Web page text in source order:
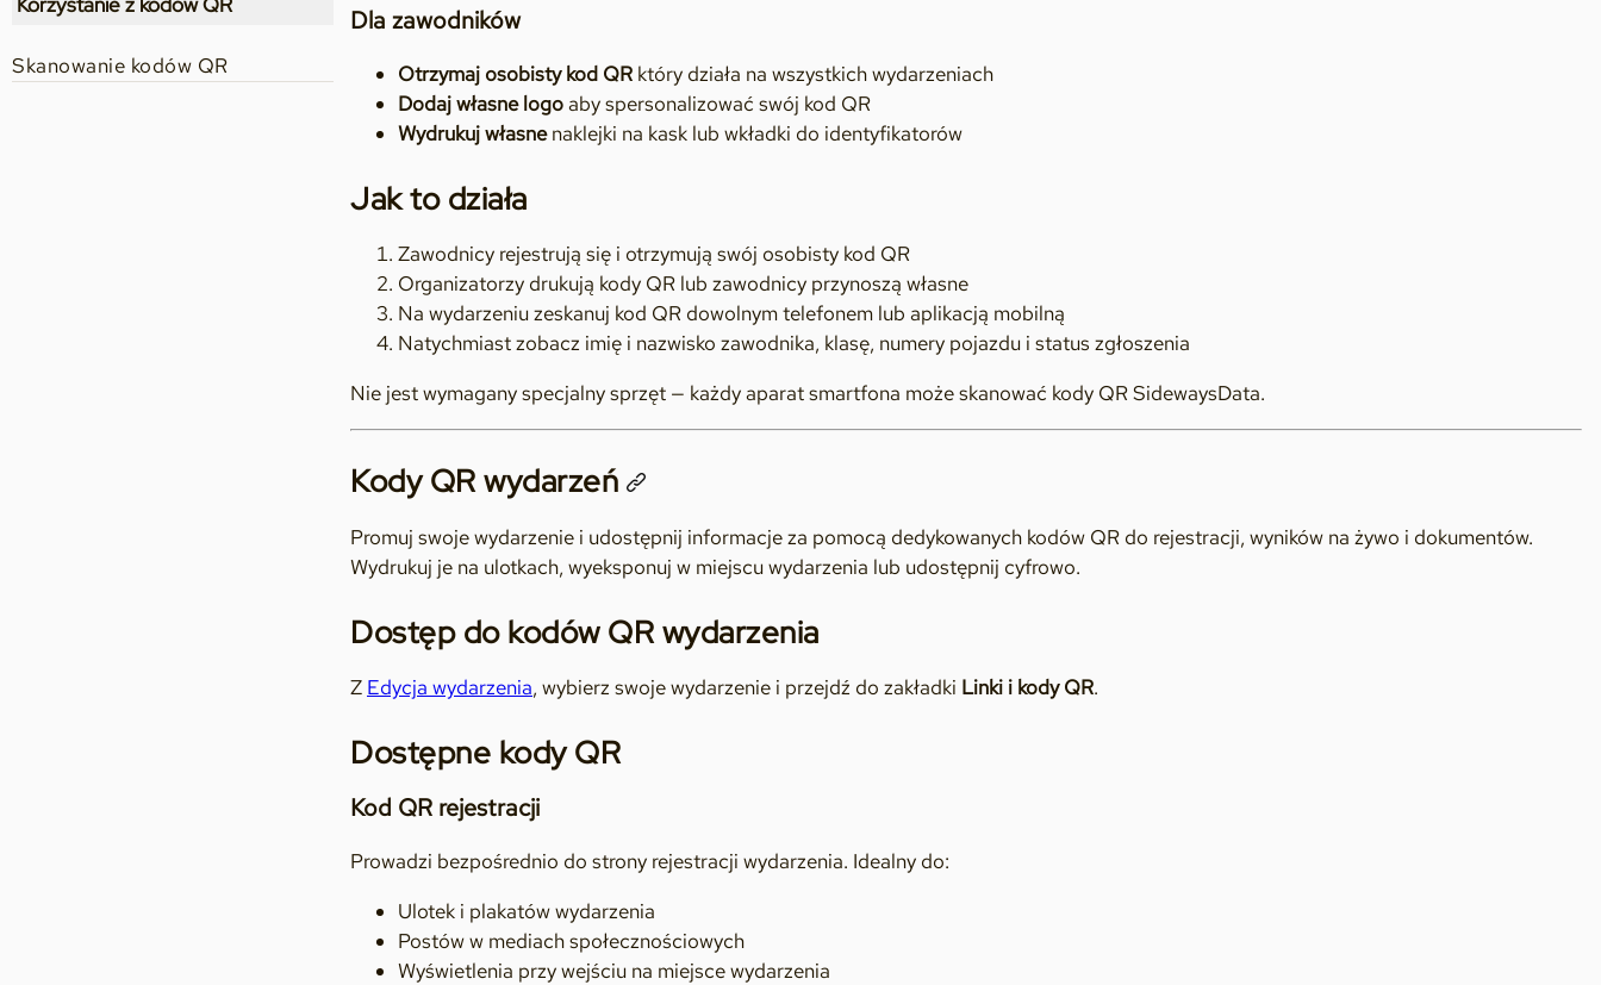
Skanowanie kodów QR
Dla zawodników
Otrzymaj osobisty kod QR który działa na wszystkich wydarzeniach
Dodaj własne logoaby spersonalizować swój kod QR
Wydrukuj własnenaklejki na kask lub wkładki do identyfikatorów
Jak to działa
Zawodnicy rejestrują się i otrzymują swój osobisty kod QR
Organizatorzy drukują kody QR lub zawodnicy przynoszą własne
Na wydarzeniu zeskanuj kod QR dowolnym telefonem lub aplikacją mobilną
Natychmiast zobacz imię i nazwisko zawodnika, klasę, numery pojazdu i status zgłoszenia
Nie jest wymagany specjalny sprzęt — każdy aparat smartfona może skanować kody QR SidewaysData.
Kody QR wydarzeń
Promuj swoje wydarzenie i udostępnij informacje za pomocą dedykowanych kodów QR do rejestracji, wyników na żywo i dokumentów.
Wydrukuj je na ulotkach, wyeksponuj w miejscu wydarzenia lub udostępnij cyfrowo.
Dostęp do kodów QR wydarzenia
Z Edycja wydarzenia, wybierz swoje wydarzenie i przejdź do zakładki Linki i kody QR.
Dostępne kody QR
Kod QR rejestracji
Prowadzi bezpośrednio do strony rejestracji wydarzenia. Idealny do:
Ulotek i plakatów wydarzenia
Postów w mediach społecznościowych
Wyświetlenia przy wejściu na miejsce wydarzenia